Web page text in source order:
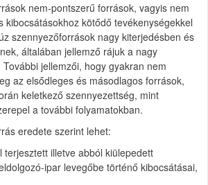
nem-pontszerű források, vagyis nem
kibocsátásokhoz kötődő tevékenységekkel
szennyezőforrások nagy kiterjedésben és
általában jellemző rájuk a nagy
jellemzői, hogy gyakran nem
az elsődleges és másodlagos források,
keletkező szennyezettség, mint
a további folyamatokban.
eredete szerint lehet:
terjesztett illetve abból kiülepedett
ipar levegőbe történő kibocsátásai,